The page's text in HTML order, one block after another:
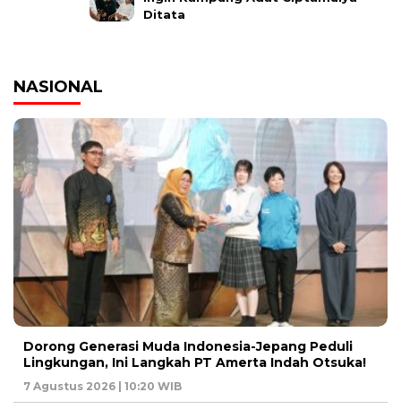
Ditata
NASIONAL
Dorong Generasi Muda Indonesia-Jepang Peduli
Lingkungan, Ini Langkah PT Amerta Indah Otsuka!
7 Agustus 2026 | 10:20 WIB